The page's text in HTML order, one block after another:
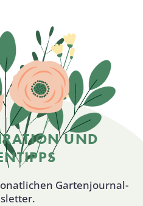
UND
Gartenjournal-